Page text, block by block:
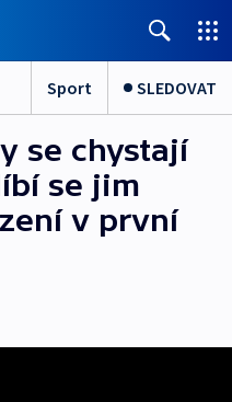
Sport SLEDOVAT
se chystají
se jim
v první